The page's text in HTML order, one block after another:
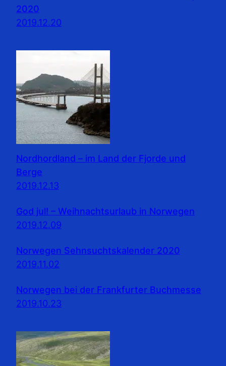
2020
2019.12.20
Nordhordland – im Land der Fjorde und
Berge
2019.12.13
God jul! – Weihnachtsurlaub in Norwegen
2019.12.09
Norwegen Sehnsuchtskalender 2020
2019.11.02
Norwegen bei der Frankfurter Buchmesse
2019.10.23